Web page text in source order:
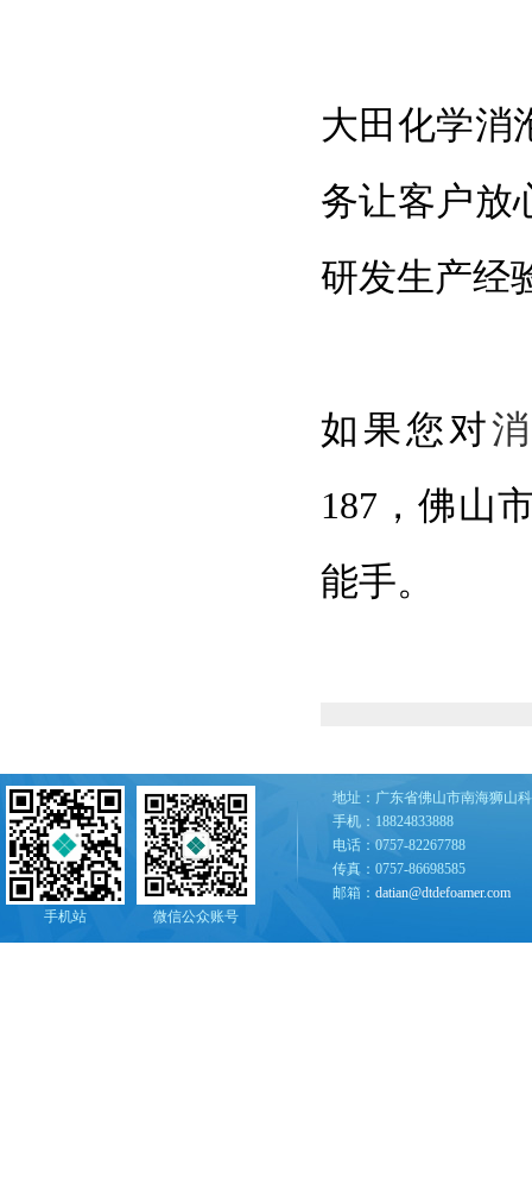
大田化学消
务让客户放
研发生产经
如果您对
187，佛山
能手。
手机站 微信公众账号
地址：广东省佛山市南海狮山
手机：18824833888
电话：0757-82267788
传真：0757-86698585
邮箱： datian@dtdefoamer.com